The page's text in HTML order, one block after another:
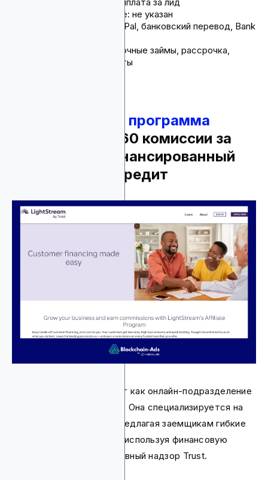
Комиссия: до $320 выплата за лид
Срок действия cookie: не указан
Способы оплаты: PayPal, банковский перевод, Bank
Продукты: краткосрочные займы, рассрочка,
персональные кредиты
Партнерская программа
- $60 комиссии за
каждый профинансированный
реферальный кредит
Эта платформа работает как онлайн-подразделение
кредитования Trust Bank. Она специализируется на
персональных займах, предлагая заемщикам гибкие
суммы и сроки кредита, используя финансовую
стабильность и регулятивный надзор Trust.